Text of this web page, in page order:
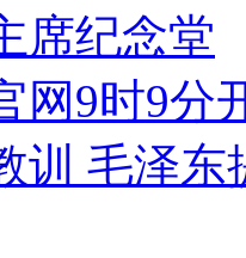
席纪念堂
网9时9分
训 毛泽